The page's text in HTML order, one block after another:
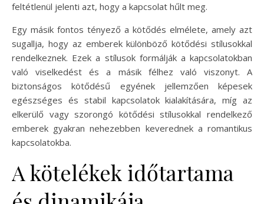
feltétlenül jelenti azt, hogy a kapcsolat hűlt meg.
Egy másik fontos tényező a kötődés elmélete, amely azt
sugallja, hogy az emberek különböző kötődési stílusokkal
rendelkeznek. Ezek a stílusok formálják a kapcsolatokban
való viselkedést és a másik félhez való viszonyt. A
biztonságos kötődésű egyének jellemzően képesek
egészséges és stabil kapcsolatok kialakítására, míg az
elkerülő vagy szorongó kötődési stílusokkal rendelkező
emberek gyakran nehezebben keverednek a romantikus
kapcsolatokba.
A kötelékek időtartama